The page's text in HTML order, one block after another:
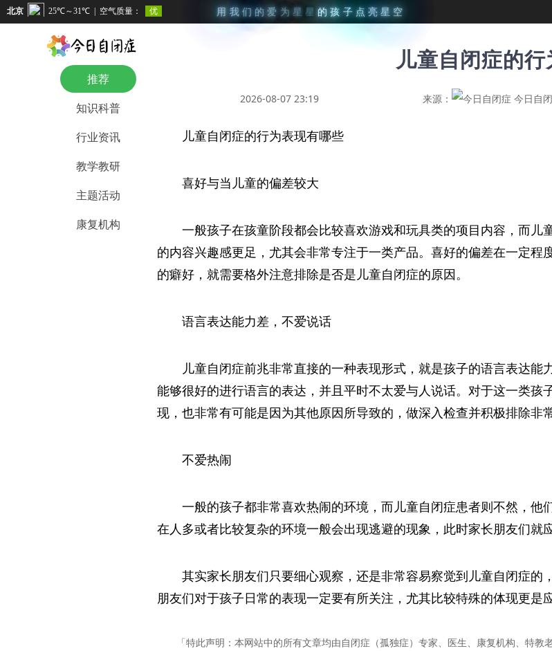
用 我 们 的 爱 为 星 星 的 孩 子 点 亮 星 空
推荐
知识科普
行业资讯
教学教研
主题活动
康复机构
儿童自闭症的
2026-08-07 23:19 来源： 今日自
儿童自闭症的行为表现有哪些
喜好与当儿童的偏差较大
一般孩子在孩童阶段都会比较喜欢游戏和玩具类的项目内容，而
的内容兴趣感更足，尤其会非常专注于一类产品。喜好的偏差在一定
的癖好，就需要格外注意排除是否是儿童自闭症的原因。
语言表达能力差，不爱说话
儿童自闭症前兆非常直接的一种表现形式，就是孩子的语言表达
能够很好的进行语言的表达，并且平时不太爱与人说话。对于这一类
现，也非常有可能是因为其他原因所导致的，做深入检查并积极排除非常
不爱热闹
一般的孩子都非常喜欢热闹的环境，而儿童自闭症患者则不然，他
在人多或者比较复杂的环境一般会出现逃避的现象，此时家长朋友们就
其实家长朋友们只要细心观察，还是非常容易察觉到儿童自闭症
朋友们对于孩子日常的表现一定要有所关注，尤其比较特殊的体现更是
「特此声明：本网站中的所有文章均由自闭症（孤独症）专家、医生、康复机构、特